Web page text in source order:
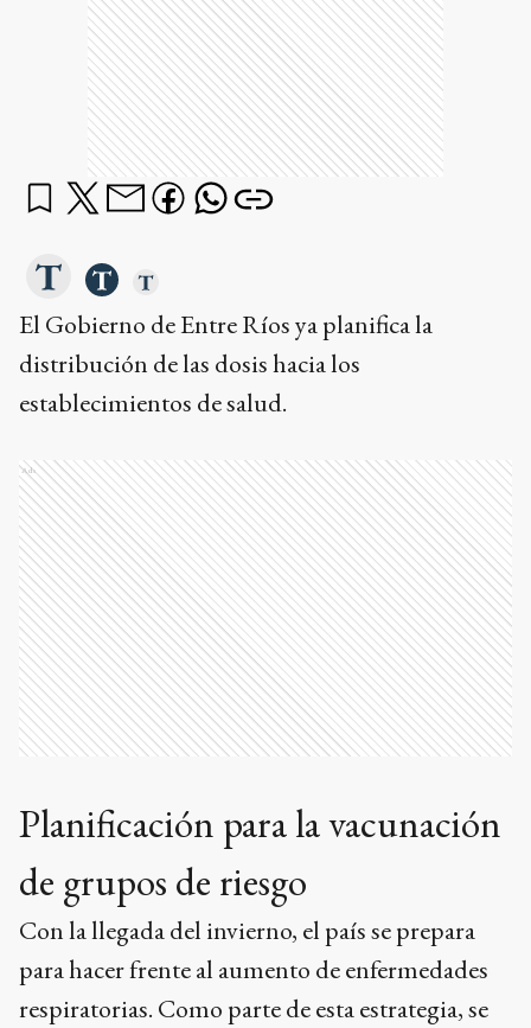
El Gobierno de Entre Ríos ya planifica la
distribución de las dosis hacia los
establecimientos de salud.
Ads
Planificación para la vacunación
de grupos de riesgo
Con la llegada del invierno, el país se prepara
para hacer frente al aumento de enfermedades
respiratorias. Como parte de esta estrategia, se